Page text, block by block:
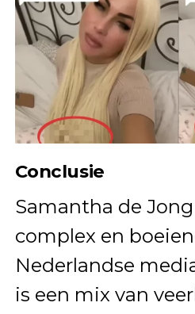
Conclusie
Samantha de
complex en
Nederlandse
is een mix van